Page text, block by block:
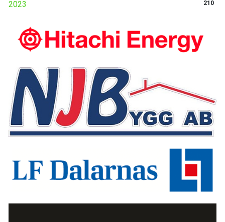
2023 210